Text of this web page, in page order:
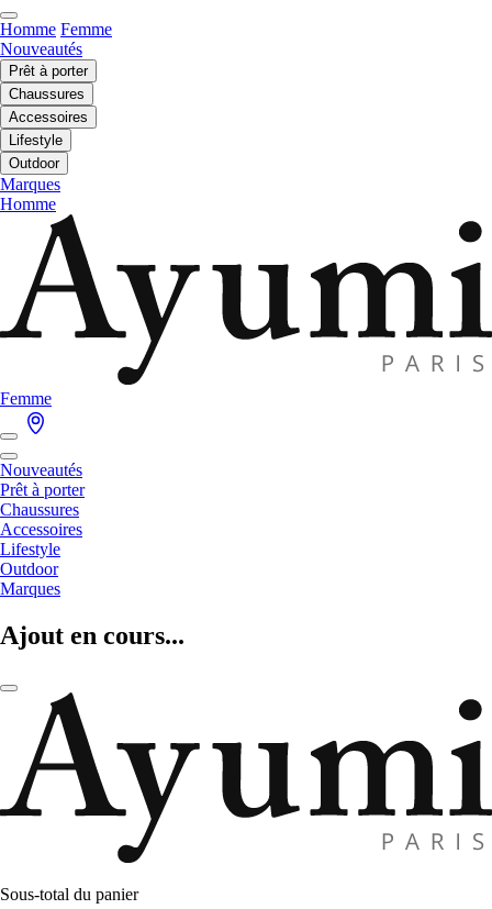
Homme Femme
Nouveautés
Prêt à porter
Chaussures
Accessoires
Lifestyle
Outdoor
Marques
Homme
Femme
Nouveautés
Prêt à porter
Chaussures
Accessoires
Lifestyle
Outdoor
Marques
Ajout en cours...
Sous-total du panier